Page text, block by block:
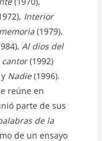
Interior
(1979),
Al dios del
cantor(1992)
Nadie(1996).
reúne en
parte de sus
de la
de un ensayo